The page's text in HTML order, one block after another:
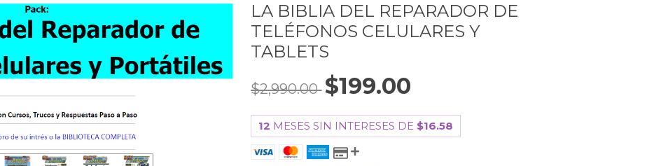
LA BIBLIA DEL REPARADOR DE
TELÉFONOS CELULARES Y
TABLETS
$2,990.00 $199.00
12 MESES SIN INTERESES DE $16.58